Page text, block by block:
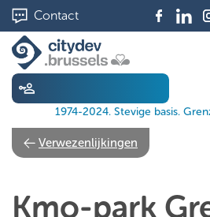
Skip
to
main
content
Contact
1974-2024. Stevige basis.
Verwezenlijkingen
Kmo-park